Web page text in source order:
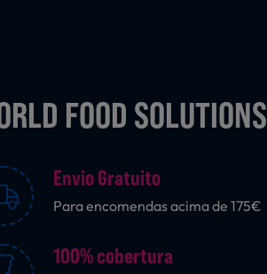
FOOD SOLUTIONS
Envio Gratuito
Para encomendas acima de 175€
100% cobertura